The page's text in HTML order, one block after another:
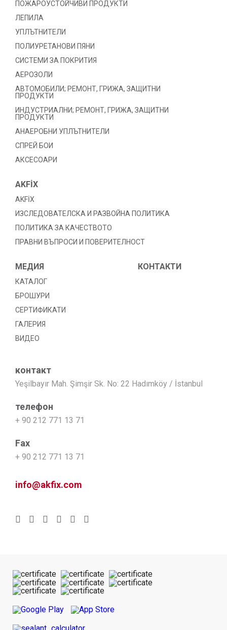
ПОЖАРОУСТОЙЧИВИ ПРОДУКТИ
ЛЕПИЛА
УПЛЪТНИТЕЛИ
ПОЛИУРЕТАНОВИ ПЯНИ
СИСТЕМИ ЗА ПОКРИТИЯ
АЕРОЗОЛИ
АВТОМОБИЛИ; РЕМОНТ, ГРИЖА, ЗАЩИТНИ
ПРОДУКТИ
ИНДУСТРИАЛНИ; РЕМОНТ, ГРИЖА, ЗАЩИТНИ
ПРОДУКТИ
АНАЕРОБНИ УПЛЪТНИТЕЛИ
СПРЕЙ БОИ
АКСЕСОАРИ
AKFİX
AKFİX
ИЗСЛЕДОВАТЕЛСКА И РАЗВОЙНА ПОЛИТИКА
ПОЛИТИКА ЗА КАЧЕСТВОТО
ПРАВНИ ВЪПРОСИ И ПОВЕРИТЕЛНОСТ
МЕДИЯ
КАТАЛОГ
БРОШУРИ
СЕРТИФИКАТИ
ГАЛЕРИЯ
ВИДЕО
КОНТАКТИ
контакт
Yeşilbayır Mah. Şimşir Sk. No: 22 Hadımköy / İstanbul
телефон
+ 90 212 771 13 71
Fax
+ 90 212 771 13 71
info@akfix.com